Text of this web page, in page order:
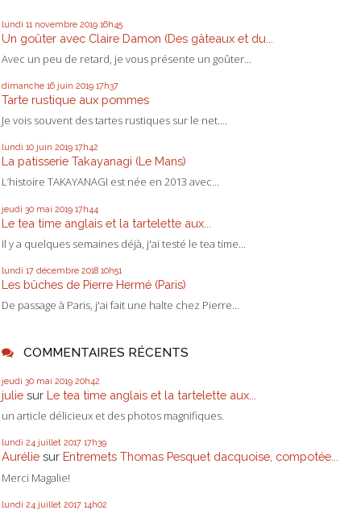
lundi 11 novembre 2019 16h45
Un goûter avec Claire Damon (Des gâteaux et du...
Avec un peu de retard, je vous présente un goûter...
dimanche 16 juin 2019 17h37
Tarte rustique aux pommes
Je vois souvent des tartes rustiques sur le net....
lundi 10 juin 2019 17h42
La patisserie Takayanagi (Le Mans)
L’histoire TAKAYANAGI est née en 2013 avec...
jeudi 30 mai 2019 17h44
Le tea time anglais et la tartelette aux...
Il y a quelques semaines déjà, j'ai testé le tea time...
lundi 17 décembre 2018 10h51
Les bûches de Pierre Hermé (Paris)
De passage à Paris, j'ai fait une halte chez Pierre...
COMMENTAIRES RÉCENTS
jeudi 30 mai 2019 20h42
julie sur Le tea time anglais et la tartelette aux...
un article délicieux et des photos magnifiques.
lundi 24 juillet 2017 17h39
Aurélie sur Entremets Thomas Pesquet dacquoise, compotée...
Merci Magalie!
lundi 24 juillet 2017 14h02